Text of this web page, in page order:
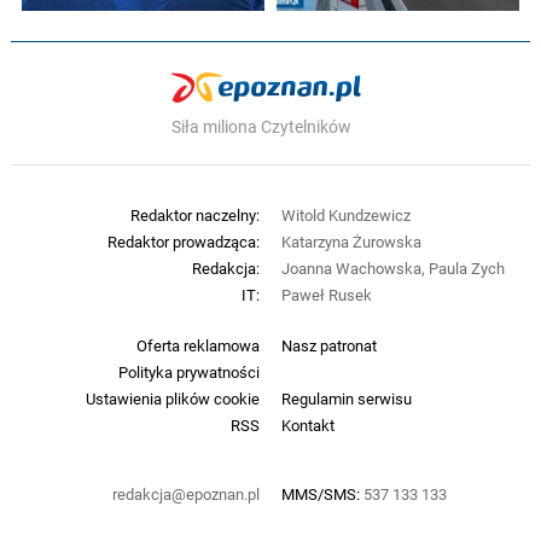
Siła miliona Czytelników
Oferta reklamowa
Nasz patronat
Polityka prywatności
Ustawienia plików cookie
Regulamin serwisu
RSS
Kontakt
redakcja@epoznan.pl MMS/SMS: 537 133 133
Redaktor naczelny:
Witold Kundzewicz
Redaktor prowadząca:
Katarzyna Żurowska
Redakcja:
Joanna Wachowska, Paula Zych
IT:
Paweł Rusek